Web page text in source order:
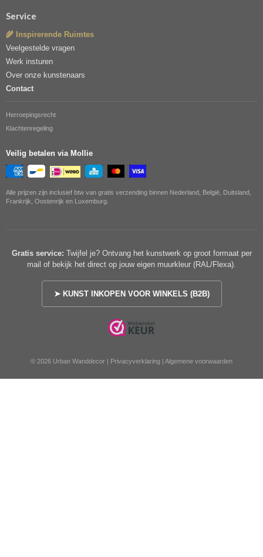
Service
🌾 Inspirerende Ruimtes
Veelgestelde vragen
Werk insturen
Over onze kunstenaars
Contact
Herroepingsrecht
Klachtenregeling
Veilig betalen via Mollie
Alle prijzen zijn inclusief btw van gratis verzending binnen Nederland, België, Duitsland,
Frankrijk, Oostenrijk en Luxemburg.
Gratis service: Twijfel je? Ontvang het kunstwerk op groot formaat per
mail of bekijk het direct op jouw eigen muurkleur (RAL/Flexa).
➤ KUNST INKOPEN VOOR WINKELS (B2B)
© 2026 Urban Wanddecor | Privacyverklaring | Algemene voorwaarden